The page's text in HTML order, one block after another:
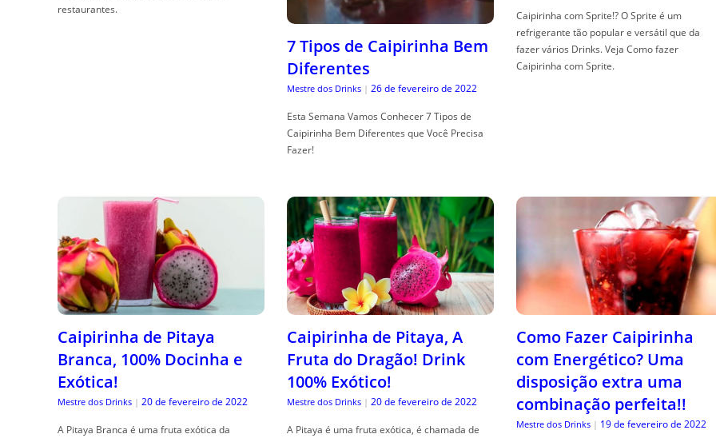
restaurantes.
7 Tipos de Caipirinha Bem
Diferentes
Mestre dos Drinks | 26 de fevereiro de 2022
Esta Semana Vamos Conhecer 7 Tipos de
Caipirinha Bem Diferentes que Você Precisa
Fazer!
Caipirinha com Sprite!? O Sprite é um
refrigerante tão popular e versátil que da
fazer vários Drinks. Veja Como fazer
Caipirinha com Sprite.
Caipirinha de Pitaya
Branca, 100% Docinha e
Exótica!
Mestre dos Drinks | 20 de fevereiro de 2022
A Pitaya Branca é uma fruta exótica da
Caipirinha de Pitaya, A
Fruta do Dragão! Drink
100% Exótico!
Mestre dos Drinks | 20 de fevereiro de 2022
A Pitaya é uma fruta exótica, é chamada de
Como Fazer Caipirinha
com Energético? Uma
disposição extra uma
combinação perfeita!!
Mestre dos Drinks | 19 de fevereiro de 2022